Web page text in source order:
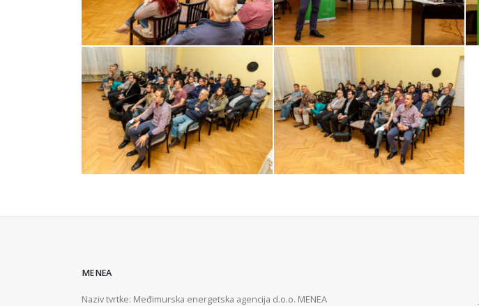
MENEA
Naziv tvrtke: Međimurska energetska agencija d.o.o. MENEA